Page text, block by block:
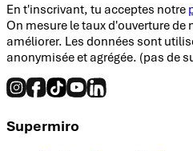
En t'inscrivant, tu acceptes notre
On mesure le taux d'ouverture de
améliorer. Les données sont
anonymisée et agrégée. (pas de
Supermiro